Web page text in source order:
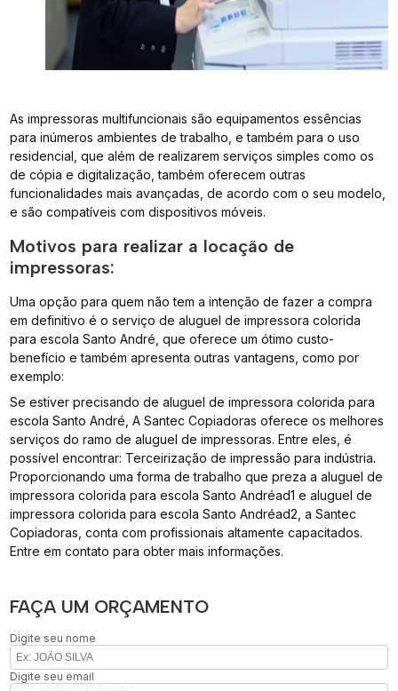
As impressoras multifuncionais são equipamentos essências
para inúmeros ambientes de trabalho, e também para o uso
residencial, que além de realizarem serviços simples como os
de cópia e digitalização, também oferecem outras
funcionalidades mais avançadas, de acordo com o seu modelo,
e são compatíveis com dispositivos móveis.
Motivos para realizar a locação de
impressoras:
Uma opção para quem não tem a intenção de fazer a compra
em definitivo é o serviço de aluguel de impressora colorida
para escola Santo André, que oferece um ótimo custo-
benefício e também apresenta outras vantagens, como por
exemplo:
Se estiver precisando de aluguel de impressora colorida para
escola Santo André, A Santec Copiadoras oferece os melhores
serviços do ramo de aluguel de impressoras. Entre eles, é
possível encontrar: Terceirização de impressão para indústria.
Proporcionando uma forma de trabalho que preza a aluguel de
impressora colorida para escola Santo Andréad1 e aluguel de
impressora colorida para escola Santo Andréad2, a Santec
Copiadoras, conta com profissionais altamente capacitados.
Entre em contato para obter mais informações.
FAÇA UM ORÇAMENTO
Digite seu nome
Digite seu email